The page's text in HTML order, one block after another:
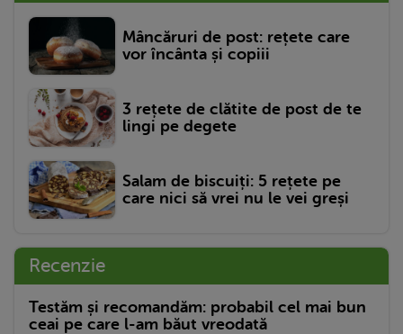
Mâncăruri de post: rețete care
vor încânta și copiii
3 rețete de clătite de post de te
lingi pe degete
Salam de biscuiți: 5 rețete pe
care nici să vrei nu le vei greși
Recenzie
Testăm și recomandăm: probabil cel mai bun
ceai pe care l-am băut vreodată